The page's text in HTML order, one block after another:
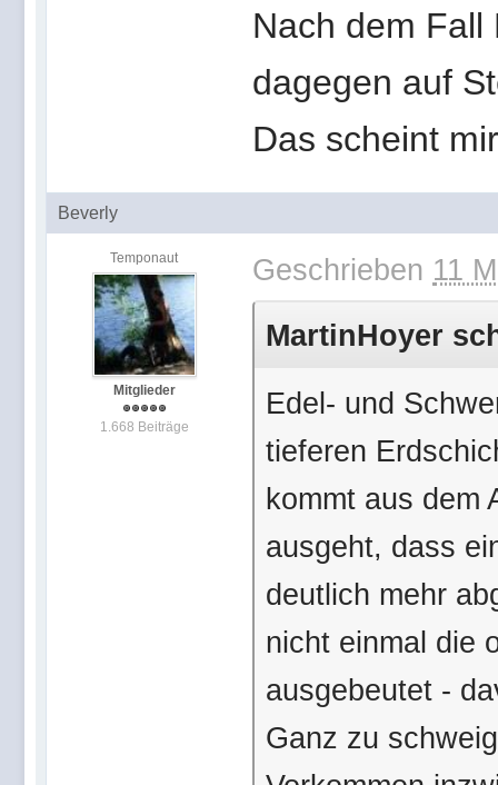
Nach dem Fall
dagegen auf
Das scheint
Beverly
Temponaut
Mitglieder
1.668 Beiträge
Geschrieben 11
MartinHoyer
Edel- und
tieferen
kommt aus dem
ausgeht, dass
deutlich mehr
nicht einmal die
ausgebeutet -
Ganz zu